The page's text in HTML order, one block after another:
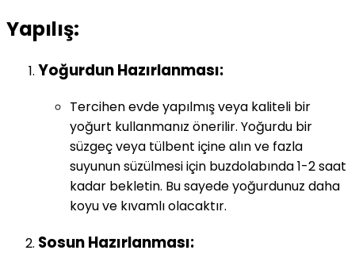
Yapılış:
Yoğurdun Hazırlanması:
Tercihen evde yapılmış veya kaliteli bir
yoğurt kullanmanız önerilir. Yoğurdu bir
süzgeç veya tülbent içine alın ve fazla
suyunun süzülmesi için buzdolabında 1-2 saat
kadar bekletin. Bu sayede yoğurdunuz daha
koyu ve kıvamlı olacaktır.
Sosun Hazırlanması: